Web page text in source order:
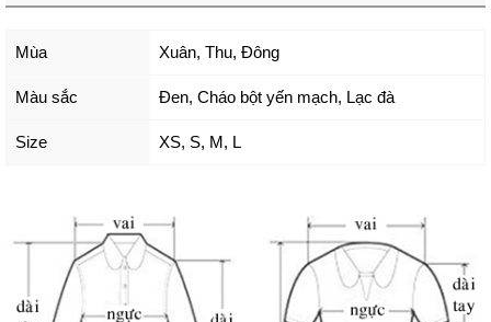
Mùa Xuân, Thu, Đông
Màu sắc Đen, Cháo bột yến mạch, Lạc đà
Size XS, S, M, L